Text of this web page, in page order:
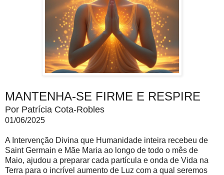
MANTENHA-SE FIRME E RESPIRE
Por Patrícia Cota-Robles
01/06/2025
A Intervenção Divina que Humanidade inteira recebeu de
Saint Germain e Mãe Maria ao longo de todo o mês de
Maio, ajudou a preparar cada partícula e onda de Vida na
Terra para o incrível aumento de Luz com a qual seremos